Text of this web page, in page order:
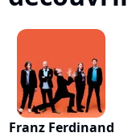
Franz Ferdinand